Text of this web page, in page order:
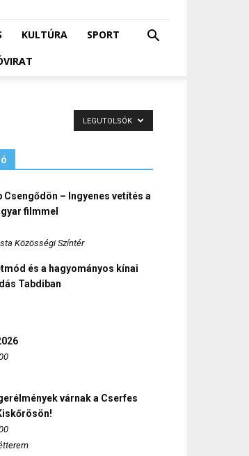
KULTÚRA
SPORT
LEGUTOLSÓK
Csengődön – Ingyenes vetítés a
filmmel
Közösségi Színtér
és a hagyományos kínai
Tabdiban
várnak a Cserfes